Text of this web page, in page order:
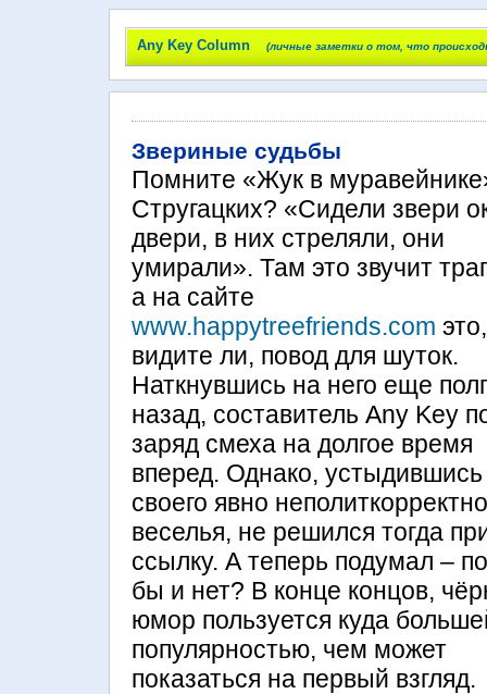
Any Key Column (личные заметки о том, что
Звериные судьбы
Помните «Жук в
Стругацких? «Сидели звери
двери, в них стреляли, они
умирали». Там это звучит
а на сайте
www.happytreefriends.com это,
видите ли, повод для шуток.
Наткнувшись на него еще
назад, составитель Any Key
заряд смеха на долгое время
вперед. Однако, устыдившись
своего явно
веселья, не решился тогда
ссылку. А теперь подумал –
бы и нет? В конце концов,
юмор пользуется куда
популярностью, чем может
показаться на первый взгляд.